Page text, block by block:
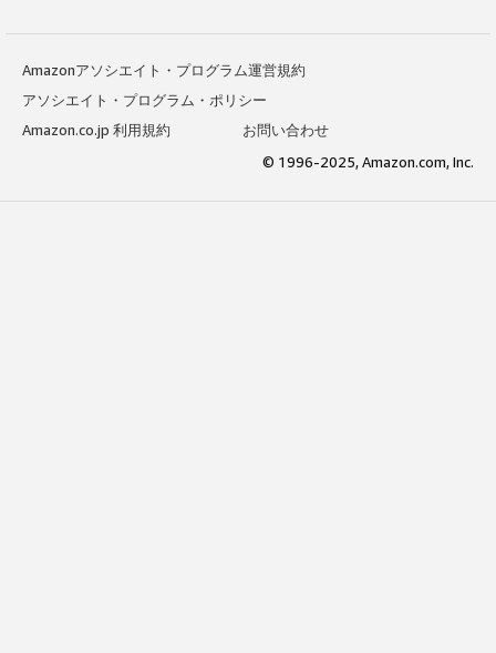
Amazonアソシエイト・プログラム運営規約
アソシエイト・プログラム・ポリシー
Amazon.co.jp 利用規約
お問い合わせ
© 1996-2025, Amazon.com, Inc.